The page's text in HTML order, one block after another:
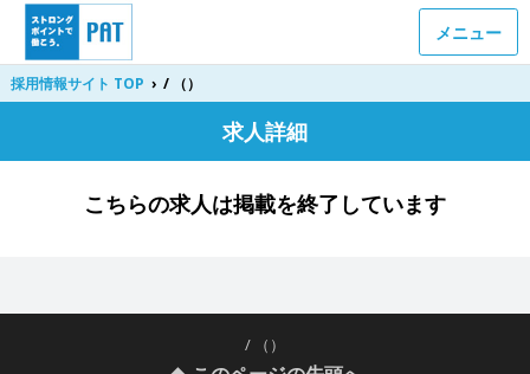
メニュー
採用情報サイト TOP › / （）
求人詳細
こちらの求人は掲載を終了しています
/ （）